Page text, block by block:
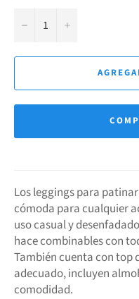
− +
Los leggings para
cómoda para cualquier
uso casual y
hace combinables con
También cuenta con top
adecuado, incluyen
comodidad.